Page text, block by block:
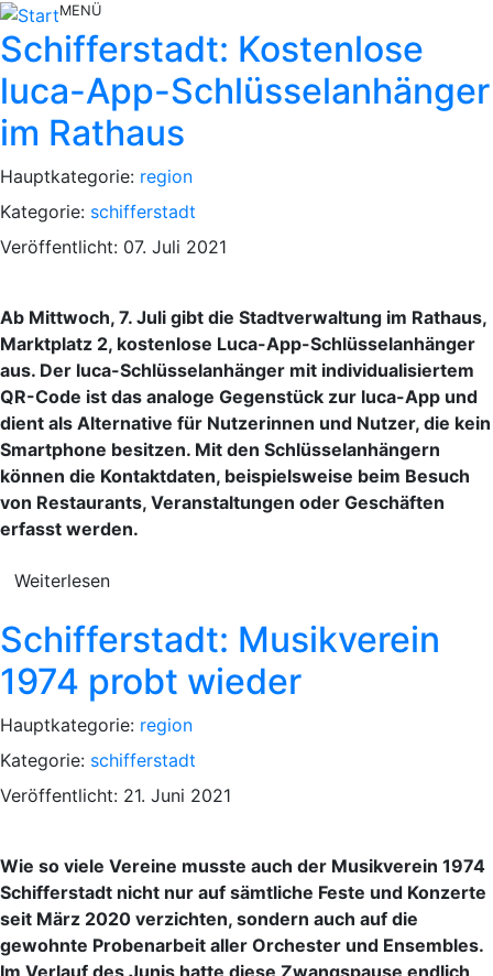
MENÜ
Schifferstadt: Kostenlose
luca-App-Schlüsselanhänger
im Rathaus
Hauptkategorie: region
Kategorie: schifferstadt
Veröffentlicht: 07. Juli 2021
Ab Mittwoch, 7. Juli gibt die Stadtverwaltung im Rathaus,
Marktplatz 2, kostenlose Luca-App-Schlüsselanhänger
aus. Der luca-Schlüsselanhänger mit individualisiertem
QR-Code ist das analoge Gegenstück zur luca-App und
dient als Alternative für Nutzerinnen und Nutzer, die kein
Smartphone besitzen. Mit den Schlüsselanhängern
können die Kontaktdaten, beispielsweise beim Besuch
von Restaurants, Veranstaltungen oder Geschäften
erfasst werden.
Weiterlesen
Schifferstadt: Musikverein
1974 probt wieder
Hauptkategorie: region
Kategorie: schifferstadt
Veröffentlicht: 21. Juni 2021
Wie so viele Vereine musste auch der Musikverein 1974
Schifferstadt nicht nur auf sämtliche Feste und Konzerte
seit März 2020 verzichten, sondern auch auf die
gewohnte Probenarbeit aller Orchester und Ensembles.
Im Verlauf des Junis hatte diese Zwangspause endlich